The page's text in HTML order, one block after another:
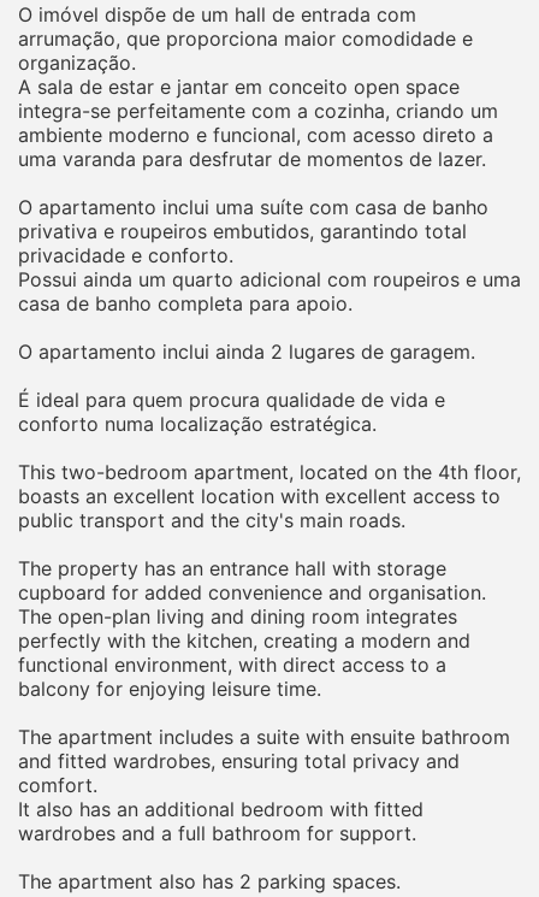
O imóvel dispõe de um hall de entrada com
arrumação, que proporciona maior comodidade e
organização.
A sala de estar e jantar em conceito open space
integra-se perfeitamente com a cozinha, criando um
ambiente moderno e funcional, com acesso direto a
uma varanda para desfrutar de momentos de lazer.
O apartamento inclui uma suíte com casa de banho
privativa e roupeiros embutidos, garantindo total
privacidade e conforto.
Possui ainda um quarto adicional com roupeiros e uma
casa de banho completa para apoio.
O apartamento inclui ainda 2 lugares de garagem.
É ideal para quem procura qualidade de vida e
conforto numa localização estratégica.
This two-bedroom apartment, located on the 4th floor,
boasts an excellent location with excellent access to
public transport and the city's main roads.
The property has an entrance hall with storage
cupboard for added convenience and organisation.
The open-plan living and dining room integrates
perfectly with the kitchen, creating a modern and
functional environment, with direct access to a
balcony for enjoying leisure time.
The apartment includes a suite with ensuite bathroom
and fitted wardrobes, ensuring total privacy and
comfort.
It also has an additional bedroom with fitted
wardrobes and a full bathroom for support.
The apartment also has 2 parking spaces.